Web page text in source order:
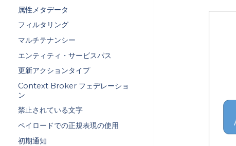
属性メタデータ
フィルタリング
マルチテナンシー
エンティティ・サービスパス
更新アクションタイプ
Context Broker フェデレーショ
ン
禁止されている文字
ペイロードでの正規表現の使用
初期通知